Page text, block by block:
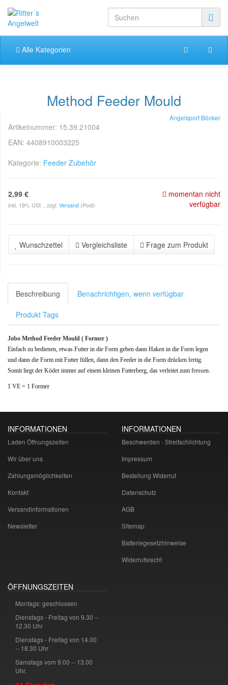
Alle Kategorien
Method Feeder Mould
Angelsport Böcker
Artikelnummer: 15.39.21004
EAN: 4408910003225
Kategorie: Feeder Zubehör
2,99 €
inkl. 19% USt. , zzgl. Versand (Post)
momentan nicht
verfügbar
Wunschzettel Vergleichsliste Frage zum Produkt
Beschreibung Benachrichtigen, wenn verfügbar
Produkt Tags
Jobo Method Feeder Mould ( Former )
Einfach zu bedienen, etwas Futter in die Form geben dann Haken in die Form legen
und dann die Form mit Futter füllen, dann den Feeder in die Form drücken fertig.
Somit liegt der Köder immer auf einem kleinen Futterberg, das verleitet zum fressen.
1 VE = 1 Former
INFORMATIONEN
Laden Öffnungszeiten
Wir über uns
Zahlungsmöglichkeiten
Kontakt
Versandinformationen
Newsletter
INFORMATIONEN
Beschwerden - Streitschlichtung
Impressum
Bestellung Widerruf
Datenschutz
AGB
Sitemap
Batteriegesetzhinweise
Widerrufsrecht
ÖFFNUNGSZEITEN
Montags: geschlossen
Dienstags - Freitag von 9.30 --
12.30 Uhr
Dienstags - Freitag von 14.00
-- 18.30 Uhr
Samstags vom 9.00 -- 13.00
Uhr.